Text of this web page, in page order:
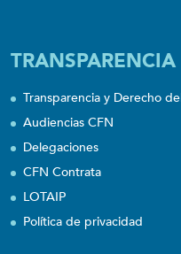
TRANSPARENCIA
Transparencia y Derecho
Audiencias CFN
Delegaciones
CFN Contrata
LOTAIP
Política de privacidad